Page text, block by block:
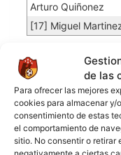
de las
Para ofrecer las mejores
cookies para almacenar y/
consentimiento de estas
el comportamiento de
sitio. No consentir o retirar
Arturo Quiñonez
[17] Miguel
Jugador
Porteros